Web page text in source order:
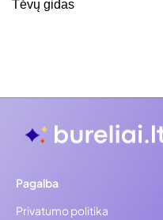
Tėvų gidas
Pagalba
Privatumo politika